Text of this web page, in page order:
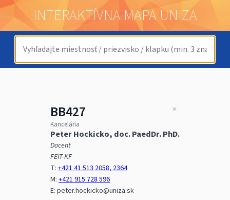
INTERAKTÍVNA MAPA UNIZA